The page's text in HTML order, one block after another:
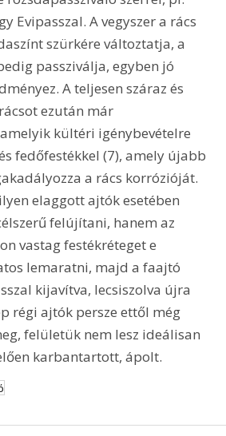
Evipasszal. A vegyszer a rács
szürkére változtatja, a
passziválja, egyben jó
A teljesen száraz és
ezután már
kültéri igénybevételre
fedőfestékkel (7), amely újabb
a rács korrózióját.
elaggott ajtók esetében
felújítani, hanem az
vastag festékréteget e
lemaratni, majd a faajtó
kijavítva, lecsiszolva újra
régi ajtók persze ettől még
felületük nem lesz ideálisan
karbantartott, ápolt.